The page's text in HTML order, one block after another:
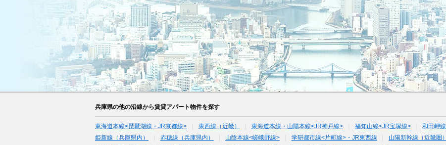
兵庫県の他の沿線から賃貸アパート物件を探す
東海道本線<琵琶湖線・JR京都線> 東西線（近畿） 東海道本線・山陽本線<JR神戸線> 福知山線<JR宝塚線> 和田岬線
姫新線（兵庫県内）
赤穂線（兵庫県内） 山陰本線<嵯峨野線> 学研都市線<片町線>・JR東西線 山陽新幹線（近畿圏）